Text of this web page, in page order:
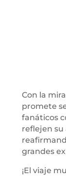
Con la
promete
fanáticos
reflejen
grandes
¡El viaje